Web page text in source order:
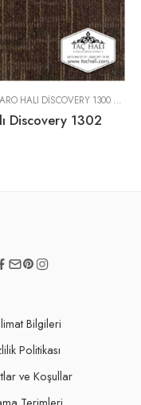
HALI DISCOVERY 1300 SERISI
Discovery 1302
Bilgileri
Politikası
ve Koşullar